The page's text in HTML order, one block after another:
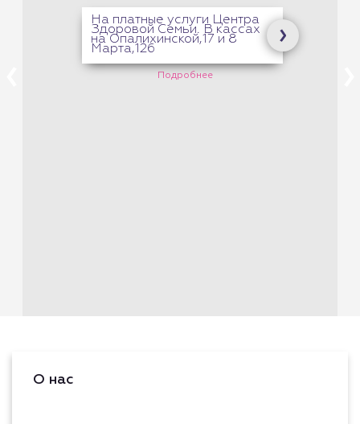
На платные услуги Центра
Здоровой Семьи. В кассах
на Опалихинской,17 и 8
Марта,126
Подробнее
О нас